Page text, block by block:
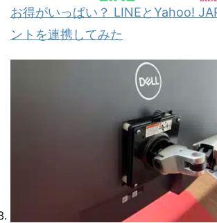
お得がいっぱい？ LINEとYahoo!
ントを連携してみた